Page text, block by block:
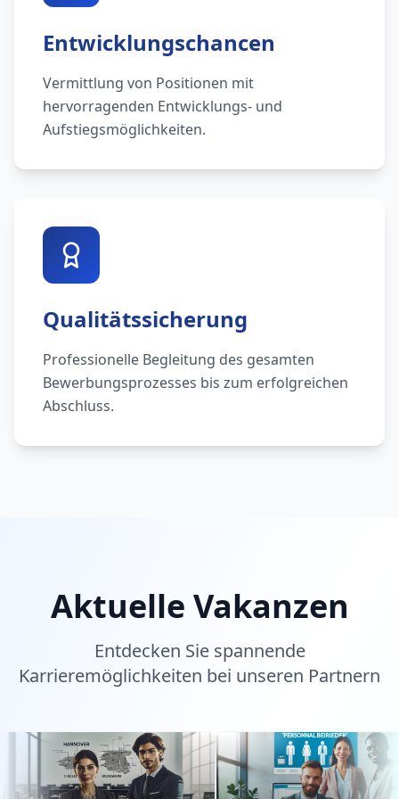
Entwicklungschancen
Vermittlung von Positionen mit
hervorragenden Entwicklungs- und
Aufstiegsmöglichkeiten.
Qualitätssicherung
Professionelle Begleitung des gesamten
Bewerbungsprozesses bis zum erfolgreichen
Abschluss.
Aktuelle Vakanzen
Entdecken Sie spannende
Karrieremöglichkeiten bei unseren Partnern